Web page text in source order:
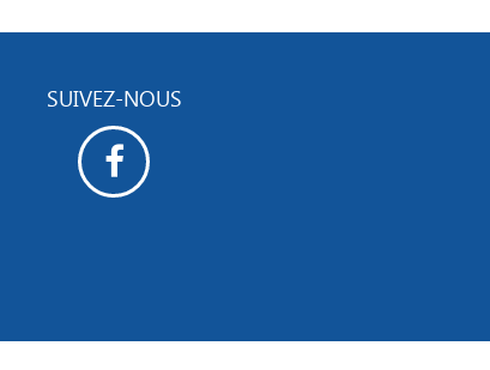
SUIVEZ-NOUS